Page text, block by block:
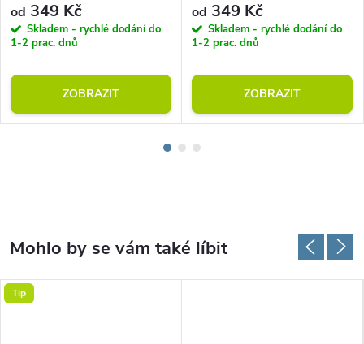
od 349 Kč
Skladem - rychlé dodání do
1-2 prac. dnů
ZOBRAZIT
od 349 Kč
Skladem - rychlé dodání do
1-2 prac. dnů
ZOBRAZIT
Tip